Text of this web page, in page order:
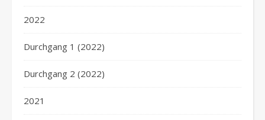
2022
Durchgang 1 (2022)
Durchgang 2 (2022)
2021